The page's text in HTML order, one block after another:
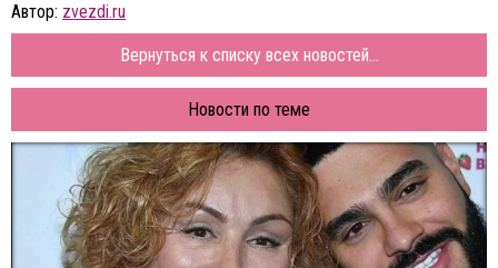
Автор: zvezdi.ru
Вернуться к списку всех новостей...
Новости по теме